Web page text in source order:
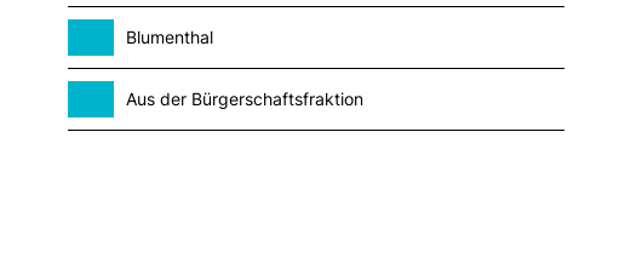
Blumenthal
Aus der Bürgerschaftsfraktion